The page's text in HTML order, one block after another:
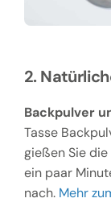
2.
Backpulver
Tasse
gießen Sie
ein paar
nach. Mehr